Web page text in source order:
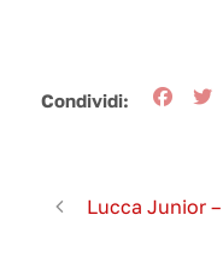
Condividi:
Lucca Junior